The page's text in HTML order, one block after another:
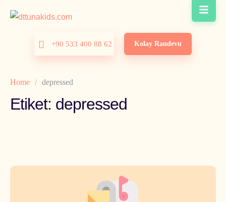
+90 533 400 88 62 Kolay Randevu
Home / depressed
Etiket: depressed